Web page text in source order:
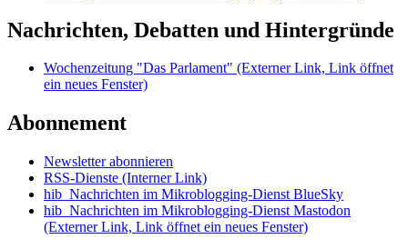
Nachrichten, Debatten und Hintergründe
Wochenzeitung "Das Parlament" (Externer Link, Link öffnet
ein neues Fenster)
Abonnement
Newsletter abonnieren
RSS-Dienste (Interner Link)
hib_Nachrichten im Mikroblogging-Dienst BlueSky
hib_Nachrichten im Mikroblogging-Dienst Mastodon
(Externer Link, Link öffnet ein neues Fenster)